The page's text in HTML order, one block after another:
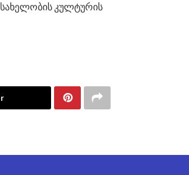
სახელობის კულტურის